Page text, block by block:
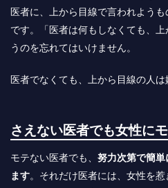
医者に、上から目線で言われよう
です。「医者は何もしなくても、
うのを忘れてはいけません。
医者でなくても、上から目線の人は
さえない医者でも女性に
モテない医者でも、 努力次第で簡単
ます。それだけ医者には、女性を